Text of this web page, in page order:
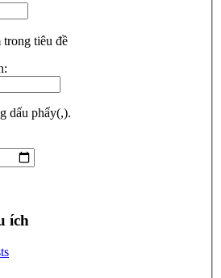
tiêu đề
dấu phẩy(,).
ích